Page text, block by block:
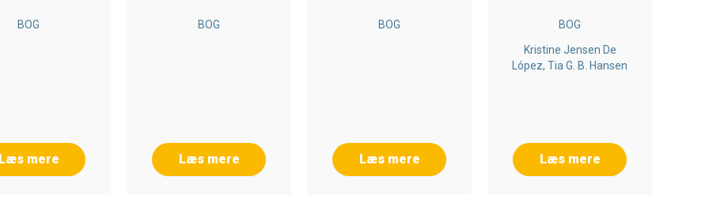
BOG
mere
BOG
Læs mere
BOG
Læs mere
BOG
Kristine Jensen De
López, Tia G. B. Hansen
Læs mere